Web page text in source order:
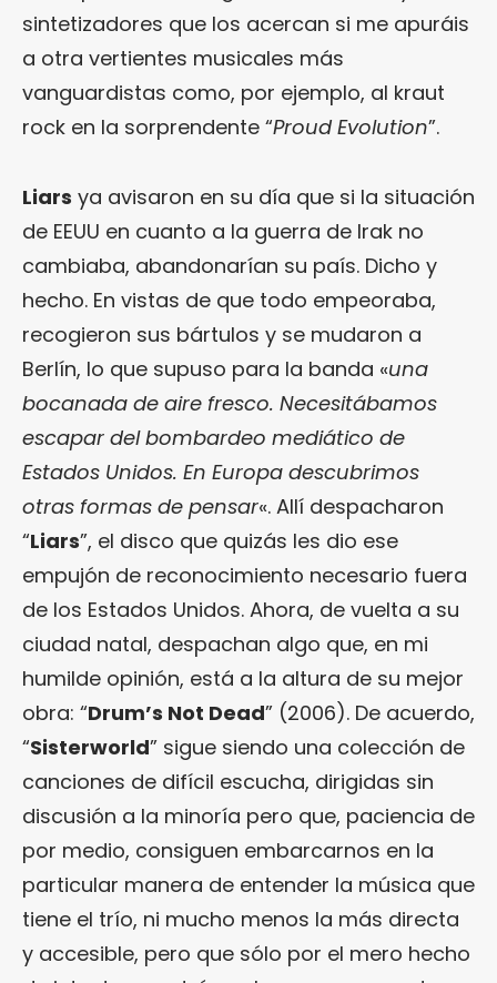
sintetizadores que los acercan si me apuráis
a otra vertientes musicales más
vanguardistas como, por ejemplo, al kraut
rock en la sorprendente “Proud Evolution”.
Liars ya avisaron en su día que si la situación
de EEUU en cuanto a la guerra de Irak no
cambiaba, abandonarían su país. Dicho y
hecho. En vistas de que todo empeoraba,
recogieron sus bártulos y se mudaron a
Berlín, lo que supuso para la banda «una
bocanada de aire fresco. Necesitábamos
escapar del bombardeo mediático de
Estados Unidos. En Europa descubrimos
otras formas de pensar«. Allí despacharon
“Liars”, el disco que quizás les dio ese
empujón de reconocimiento necesario fuera
de los Estados Unidos. Ahora, de vuelta a su
ciudad natal, despachan algo que, en mi
humilde opinión, está a la altura de su mejor
obra: “Drum’s Not Dead” (2006). De acuerdo,
“Sisterworld” sigue siendo una colección de
canciones de difícil escucha, dirigidas sin
discusión a la minoría pero que, paciencia de
por medio, consiguen embarcarnos en la
particular manera de entender la música que
tiene el trío, ni mucho menos la más directa
y accesible, pero que sólo por el mero hecho